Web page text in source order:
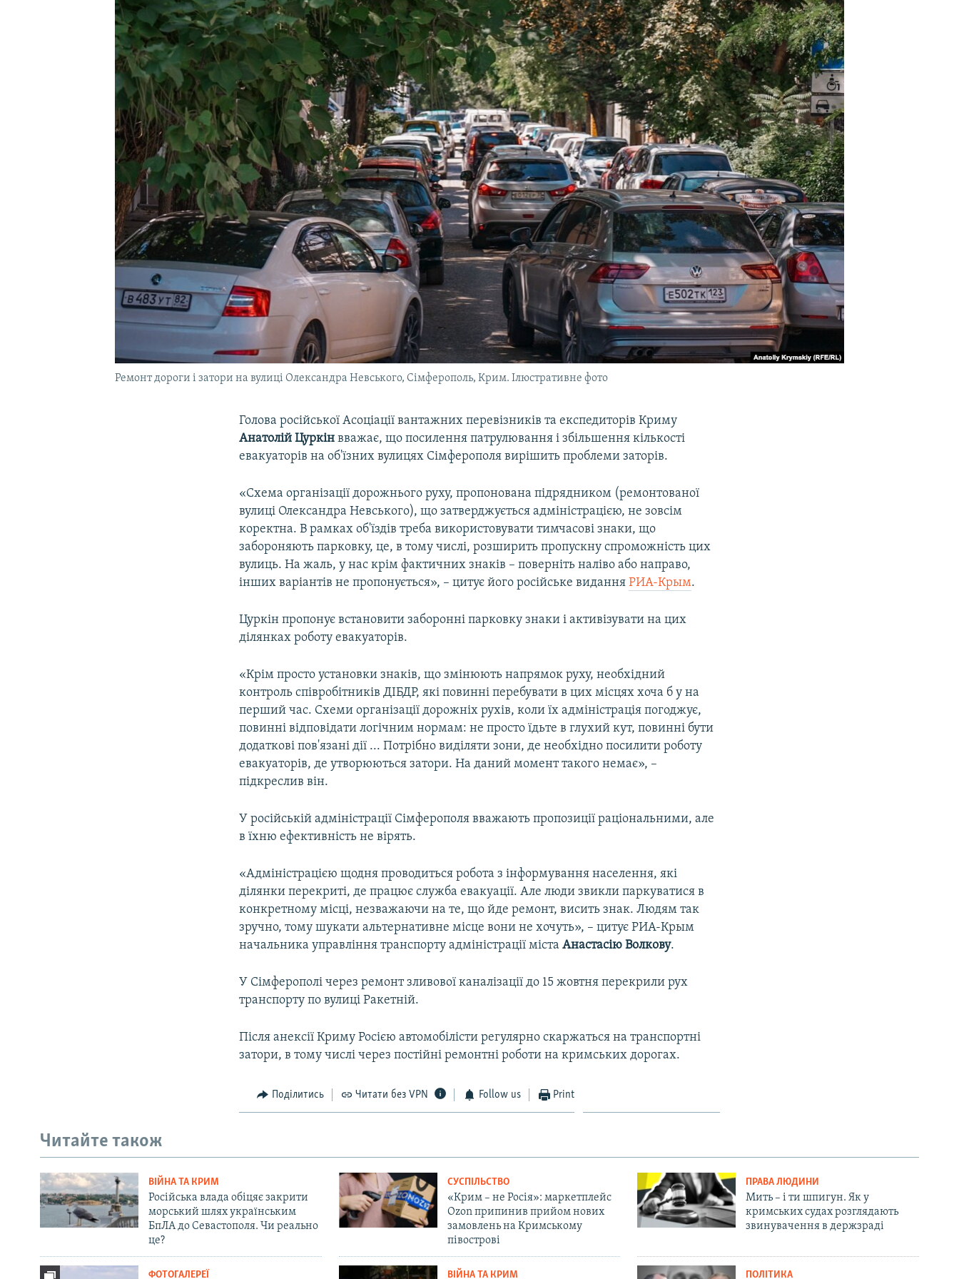
УКРАЇНСЬКА ПРОБЛЕМА КРИМУ
Ремонт дороги і затори на вулиці Олександра Невського, Сімферополь, Крим. Ілюстративне фото
Голова російської Асоціації вантажних перевізників та експедиторів Криму
Анатолій Цуркін вважає, що посилення патрулювання і збільшення кількості
евакуаторів на об'їзних вулицях Сімферополя вирішить проблеми заторів.
«Схема організації дорожнього руху, пропонована підрядником (ремонтованої
вулиці Олександра Невського), що затверджується адміністрацією, не зовсім
коректна. В рамках об'їздів треба використовувати тимчасові знаки, що
забороняють парковку, це, в тому числі, розширить пропускну спроможність цих
вулиць. На жаль, у нас крім фактичних знаків – поверніть наліво або направо,
інших варіантів не пропонується», – цитує його російське виданняРИА-Крым.
Цуркін пропонує встановити заборонні парковку знаки і активізувати на цих
ділянках роботу евакуаторів.
«Крім просто установки знаків, що змінюють напрямок руху, необхідний
контроль співробітників ДІБДР, які повинні перебувати в цих місцях хоча б у на
перший час. Схеми організації дорожніх рухів, коли їх адміністрація погоджує,
повинні відповідати логічним нормам: не просто їдьте в глухий кут, повинні бути
додаткові пов'язані дії ... Потрібно виділяти зони, де необхідно посилити роботу
евакуаторів, де утворюються затори. На даний момент такого немає», –
підкреслив він.
У російській адміністрації Сімферополя вважають пропозиції раціональними, але
в їхню ефективність не вірять.
«Адміністрацією щодня проводиться робота з інформування населення, які
ділянки перекриті, де працює служба евакуації. Але люди звикли паркуватися в
конкретному місці, незважаючи на те, що йде ремонт, висить знак. Людям так
зручно, тому шукати альтернативне місце вони не хочуть», – цитує РИА-Крым
начальника управління транспорту адміністрації містаАнастасію Волкову.
У Сімферополі через ремонт зливової каналізації до 15 жовтня перекрили рух
транспорту по вулиці Ракетній.
Після анексії Криму Росією автомобілісти регулярно скаржаться на транспортні
затори, в тому числі через постійні ремонтні роботи на кримських дорогах.
Поділитись Читати без VPN Follow us Print
Читайте також
ВІЙНА ТА КРИМ
Російська влада обіцяє закрити
морський шлях українським
БпЛА до Севастополя. Чи реально
це?
СУСПІЛЬСТВО
«Крим – не Росія»: маркетплейс
Ozon припинив прийом нових
замовлень на Кримському
півострові
ПРАВА ЛЮДИНИ
Мить – і ти шпигун. Як у
кримських судах розглядають
звинувачення в держзраді
ФОТОГАЛЕРЕЇ ВІЙНА ТА КРИМ ПОЛІТИКА